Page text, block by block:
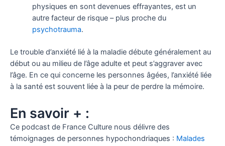
physiques en sont devenues effrayantes, est un
autre facteur de risque – plus proche du
psychotrauma.
Le trouble d’anxiété lié à la maladie débute généralement au
début ou au milieu de l’âge adulte et peut s’aggraver avec
l’âge. En ce qui concerne les personnes âgées, l’anxiété liée
à la santé est souvent liée à la peur de perdre la mémoire.
En savoir + :
Ce podcast de France Culture nous délivre des
témoignages de personnes hypochondriaques : Malades